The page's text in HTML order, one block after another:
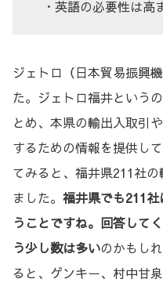
・英語の必要性は高
ジェトロ（日本貿易振興
た。ジェトロ福井という
とめ、本県の輸出入取引
するための情報を提供し
てみると、福井県211社
ました。 福井県でも211
うことですね。回答して
う少し数は多いのかもし
ると、ゲンキー、村中甘